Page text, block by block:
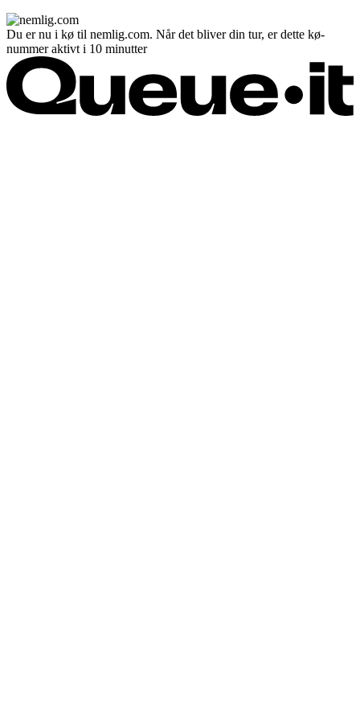
Du er nu i kø til nemlig.com. Når det bliver din tur, er dette kø-
nummer aktivt i 10 minutter